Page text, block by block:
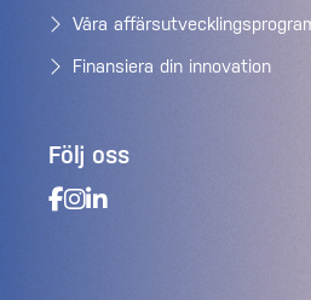
Våra
Finansiera din innovation
Följ oss